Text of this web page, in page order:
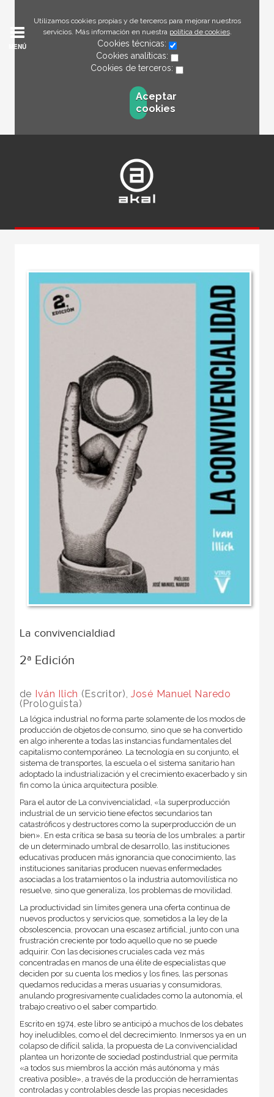
Utilizamos cookies propias y de terceros para mejorar nuestros
servicios. Más información en nuestra política de cookies.
Cookies técnicas:
Cookies analíticas:
Cookies de terceros:
Aceptar
cookies
MENÚ
La convivencialdiad
2ª Edición
de Iván Ilich (Escritor),José Manuel Naredo
(Prologuista)
La lógica industrial no forma parte solamente de los modos de
producción de objetos de consumo, sino que se ha convertido
en algo inherente a todas las instancias fundamentales del
capitalismo contemporáneo. La tecnología en su conjunto, el
sistema de transportes, la escuela o el sistema sanitario han
adoptado la industrialización y el crecimiento exacerbado y sin
fin como la única arquitectura posible.
Para el autor de La convivencialidad, «la superproducción
industrial de un servicio tiene efectos secundarios tan
catastróficos y destructores como la superproducción de un
bien». En esta crítica se basa su teoría de los umbrales: a partir
de un determinado umbral de desarrollo, las instituciones
educativas producen más ignorancia que conocimiento, las
instituciones sanitarias producen nuevas enfermedades
asociadas a los tratamientos o la industria automovilística no
resuelve, sino que generaliza, los problemas de movilidad.
La productividad sin límites genera una oferta continua de
nuevos productos y servicios que, sometidos a la ley de la
obsolescencia, provocan una escasez artificial, junto con una
frustración creciente por todo aquello que no se puede
adquirir. Con las decisiones cruciales cada vez más
concentradas en manos de una élite de especialistas que
deciden por su cuenta los medios y los fines, las personas
quedamos reducidas a meras usuarias y consumidoras,
anulando progresivamente cualidades como la autonomía, el
trabajo creativo o el saber compartido.
Escrito en 1974, este libro se anticipó a muchos de los debates
hoy ineludibles, como el del decrecimiento. Inmersos ya en un
colapso de difícil salida, la propuesta de La convivencialidad
plantea un horizonte de sociedad postindustrial que permita
«a todos sus miembros la acción más autónoma y más
creativa posible», a través de la producción de herramientas
controladas y controlables desde las propias necesidades